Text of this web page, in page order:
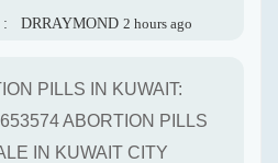
: DRRAYMOND 2 hours ago
PILLS IN KUWAIT:
ABORTION PILLS
IN KUWAIT CITY